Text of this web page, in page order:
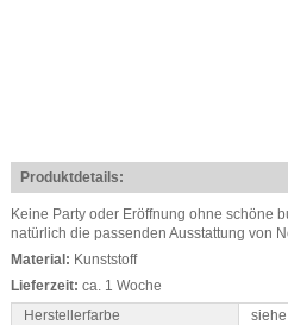
Produktdetails:
Keine Party oder Eröffnung ohne schöne
natürlich die passenden Ausstattung von
Material: Kunststoff
Lieferzeit: ca. 1 Woche
Herstellerfarbe